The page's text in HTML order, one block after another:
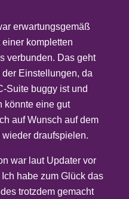
erwartungsgemäß
kompletten
verbunden. Das geht
Einstellungen, da
Suite buggy ist und
könnte eine gut
auf Wunsch auf dem
draufspielen.
war laut Updater vor
habe zum Glück das
trotzdem gemacht